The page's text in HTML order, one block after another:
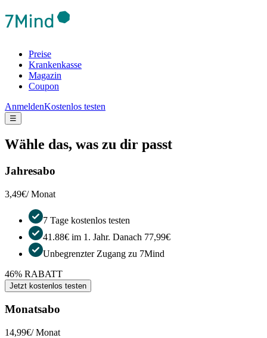
Preise
Krankenkasse
Magazin
Coupon
AnmeldenKostenlos testen
☰
Wähle das, was zu dir passt
Jahresabo
3,49€/ Monat
7 Tage kostenlos testen
41.88€ im 1. Jahr. Danach 77,99€
Unbegrenzter Zugang zu 7Mind
46% RABATT
Jetzt kostenlos testen
Monatsabo
14,99€/ Monat